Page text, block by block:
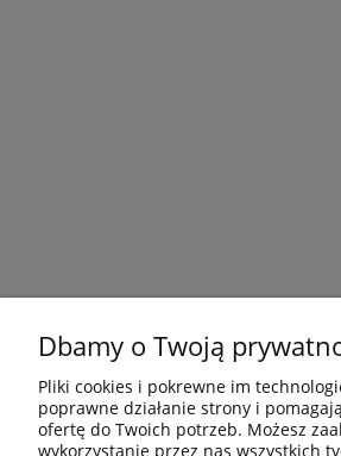
Dbamy o Twoją
Pliki cookies i pokrewne im
poprawne działanie strony i
ofertę do Twoich potrzeb. Możesz
wykorzystanie przez nas wszystkich